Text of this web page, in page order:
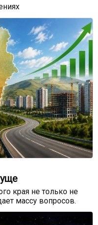
края не только не
массу вопросов.